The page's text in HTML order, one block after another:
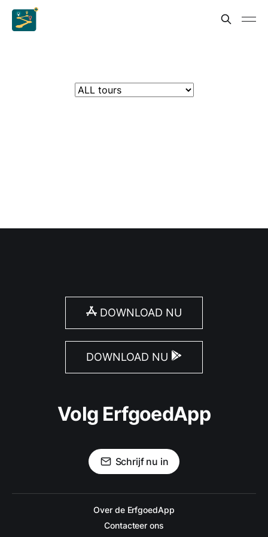
DOWNLOAD NU
DOWNLOAD NU
Volg ErfgoedApp
Schrijf nu in
Over de ErfgoedApp
Contacteer ons